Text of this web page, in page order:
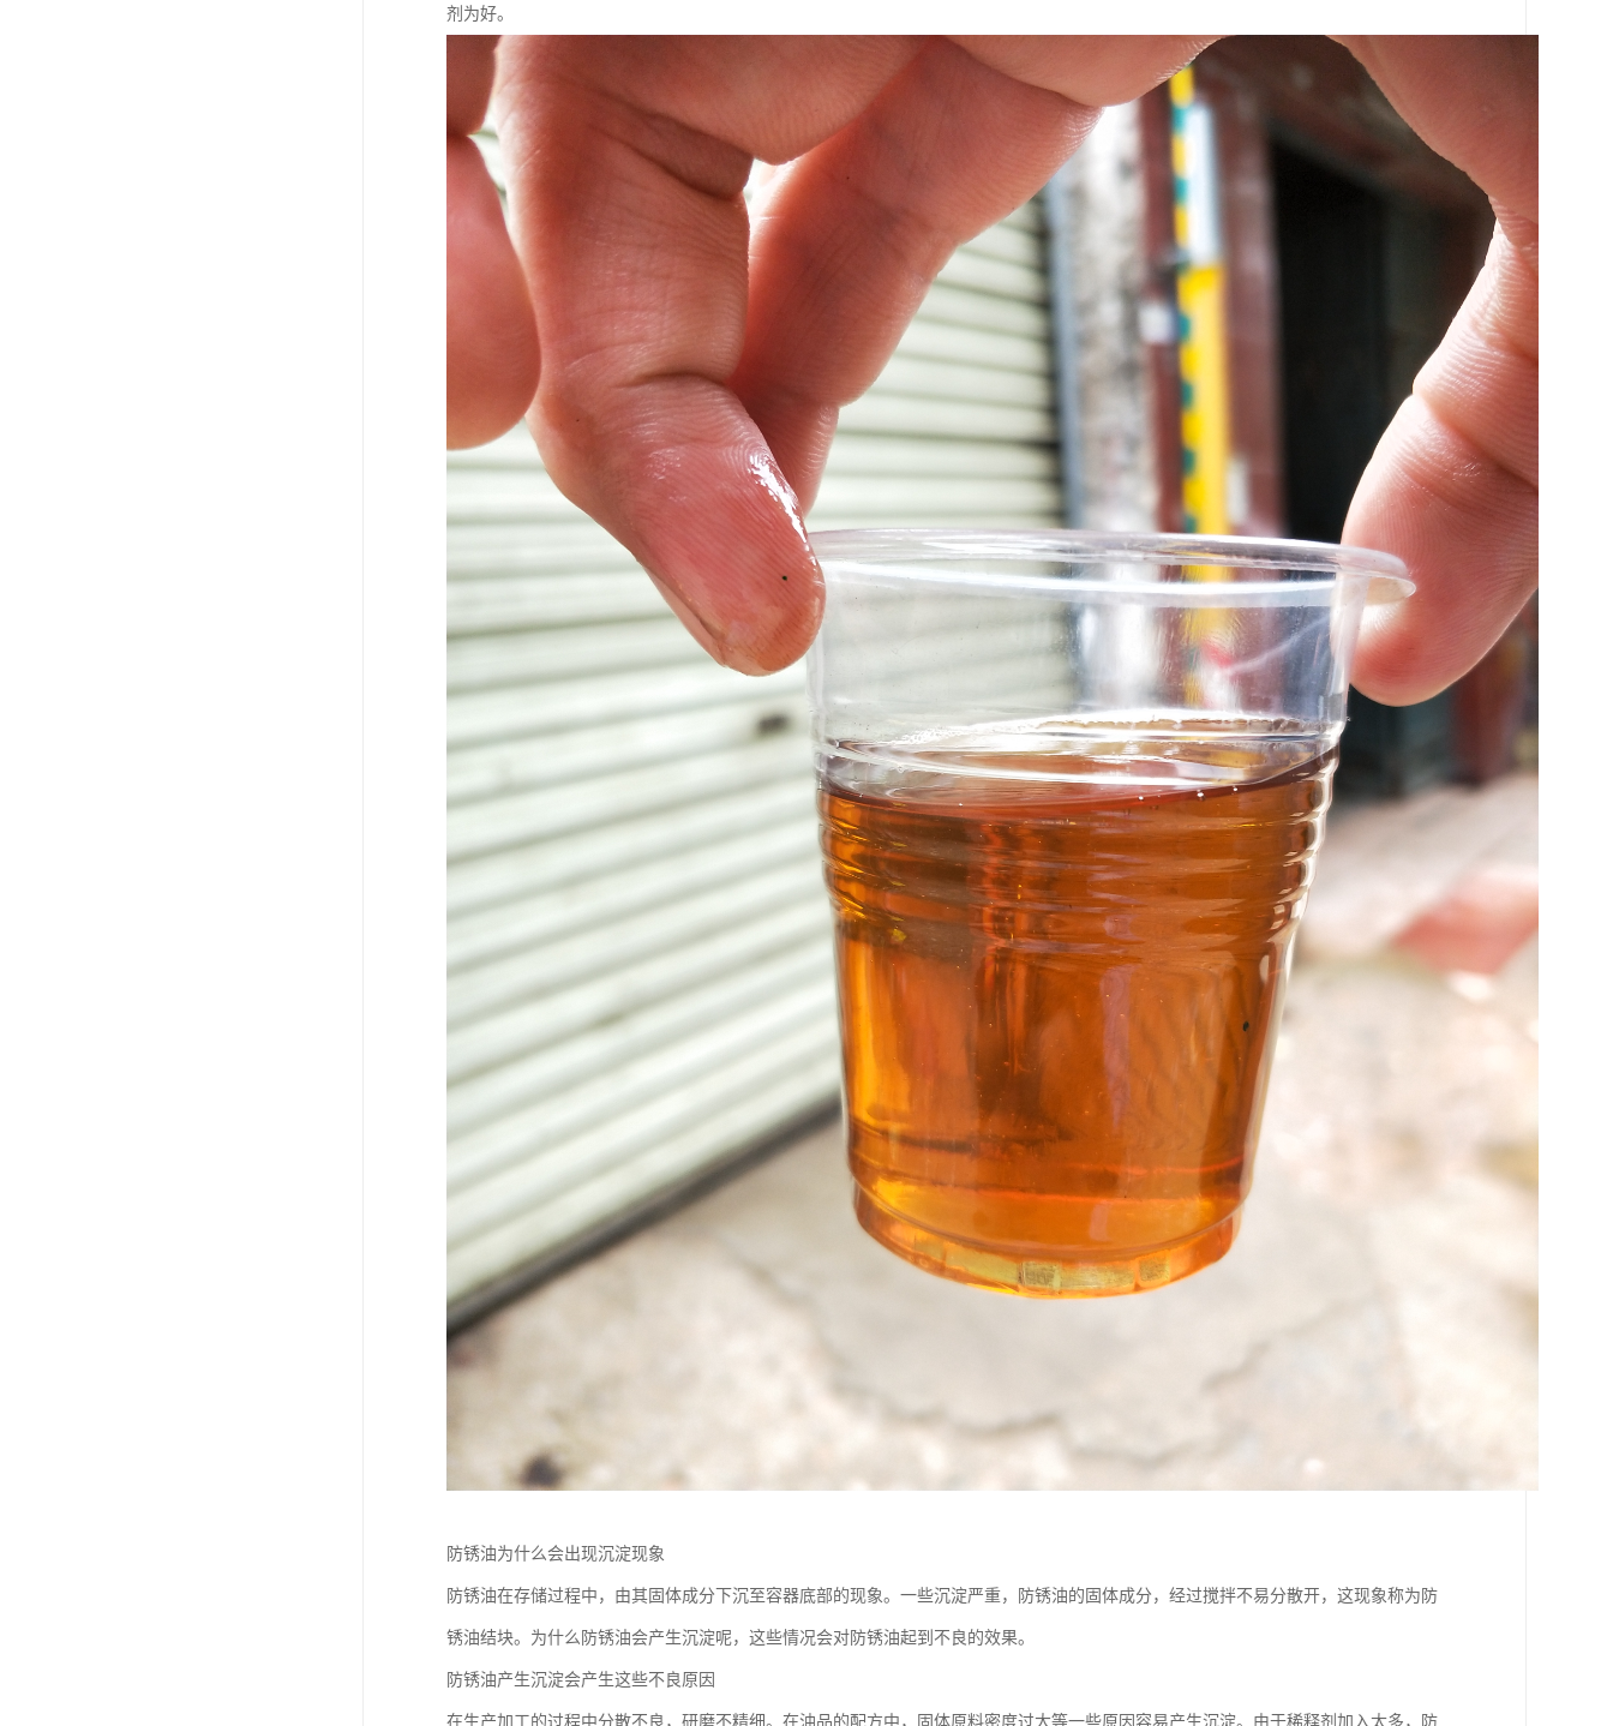
剂为好。
防锈油为什么会出现沉淀现象
防锈油在存储过程中，由其固体成分下沉至容器底部的现象。一些沉淀严重，防锈油的固体成分，经过搅拌不易分散开，这现象称为防
锈油结块。为什么防锈油会产生沉淀呢，这些情况会对防锈油起到不良的效果。
防锈油产生沉淀会产生这些不良原因
在生产加工的过程中分散不良，研磨不精细。在油品的配方中，固体原料密度过大等一些原因容易产生沉淀。由于稀释剂加入太多，防